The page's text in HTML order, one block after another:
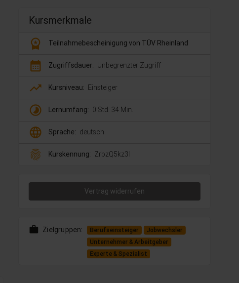
Kursmerkmale
workspace_premium Teilnahmebescheinigung von TÜV Rheinland
calendar_month Zugriffsdauer: Unbegrenzter Zugriff
trending_up Kursniveau: Einsteiger
timelapse Lernumfang: 0 Std. 34 Min.
language Sprache: deutsch
fingerprint Kurskennung: ZrbzQ5kz3l
Vertrag widerrufen
work Zielgruppen: Berufseinsteiger
Jobwechsler
Unternehmer & Arbeitgeber
Experte & Spezialist